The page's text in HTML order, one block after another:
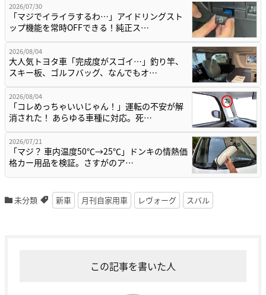
2026/07/30
「マジでイライラするわ…」アイドリングスト
ップ機能を常時OFFできる！純正ス…
2026/08/04
大人気トヨタ車「完成度がスゴイ…」釣り竿、
スキー板、ゴルフバッグ、なんでもオ…
2026/08/04
「コレめっちゃいいじゃん！」運転の不安が解
消された！ あらゆる車種に対応。死…
2026/07/21
「マジ？ 車内温度50℃→25℃」ドンキの情熱価
格カー用品を検証。さすがのア…
未分類 新車 月刊自家用車 レヴォーグ スバル
この記事を書いた人